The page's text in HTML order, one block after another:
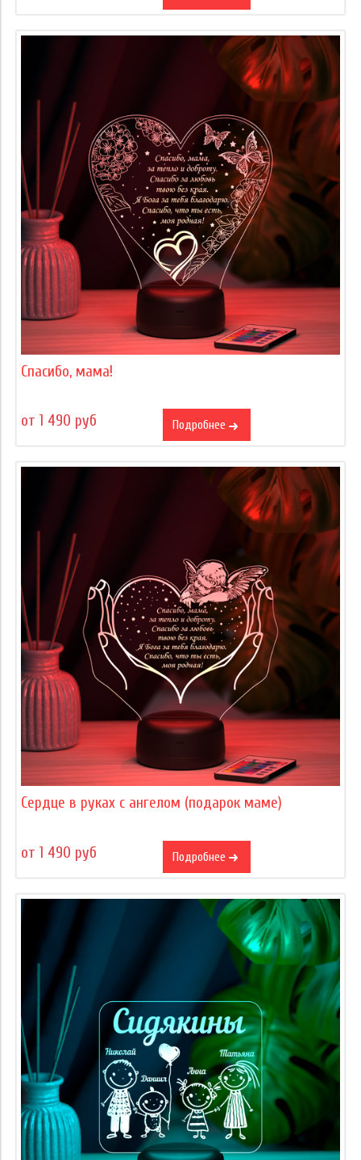
Спасибо, мама!
от 1 490 руб Подробнее
Сердце в руках с ангелом (подарок маме)
от 1 490 руб Подробнее